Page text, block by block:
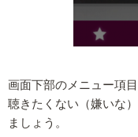
画面下部のメニュー項
聴きたくない（嫌いな
ましょう。